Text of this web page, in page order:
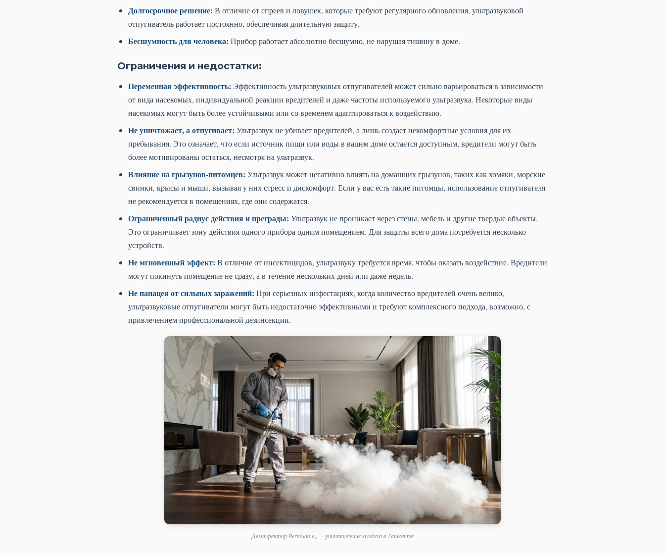
Долгосрочное решение: В отличие от спреев и ловушек, которые требуют регулярного обновления, ультразвуковой
отпугиватель работает постоянно, обеспечивая длительную защиту.
Бесшумность для человека: Прибор работает абсолютно бесшумно, не нарушая тишину в доме.
Ограничения и недостатки:
Переменная эффективность: Эффективность ультразвуковых отпугивателей может сильно варьироваться в зависимости
от вида насекомых, индивидуальной реакции вредителей и даже частоты используемого ультразвука. Некоторые виды
насекомых могут быть более устойчивыми или со временем адаптироваться к воздействию.
Не уничтожает, а отпугивает: Ультразвук не убивает вредителей, а лишь создает некомфортные условия для их
пребывания. Это означает, что если источник пищи или воды в вашем доме остается доступным, вредители могут быть
более мотивированы остаться, несмотря на ультразвук.
Влияние на грызунов-питомцев: Ультразвук может негативно влиять на домашних грызунов, таких как хомяки, морские
свинки, крысы и мыши, вызывая у них стресс и дискомфорт. Если у вас есть такие питомцы, использование отпугивателя
не рекомендуется в помещениях, где они содержатся.
Ограниченный радиус действия и преграды: Ультразвук не проникает через стены, мебель и другие твердые объекты.
Это ограничивает зону действия одного прибора одним помещением. Для защиты всего дома потребуется несколько
устройств.
Не мгновенный эффект: В отличие от инсектицидов, ультразвуку требуется время, чтобы оказать воздействие. Вредители
могут покинуть помещение не сразу, а в течение нескольких дней или даже недель.
Не панацея от сильных заражений: При серьезных инфестациях, когда количество вредителей очень велико,
ультразвуковые отпугиватели могут быть недостаточно эффективными и требуют комплексного подхода, возможно, с
привлечением профессиональной дезинсекции.
Дезинфектор Bermuda.uz — уничтожение sredstva в Ташкенте